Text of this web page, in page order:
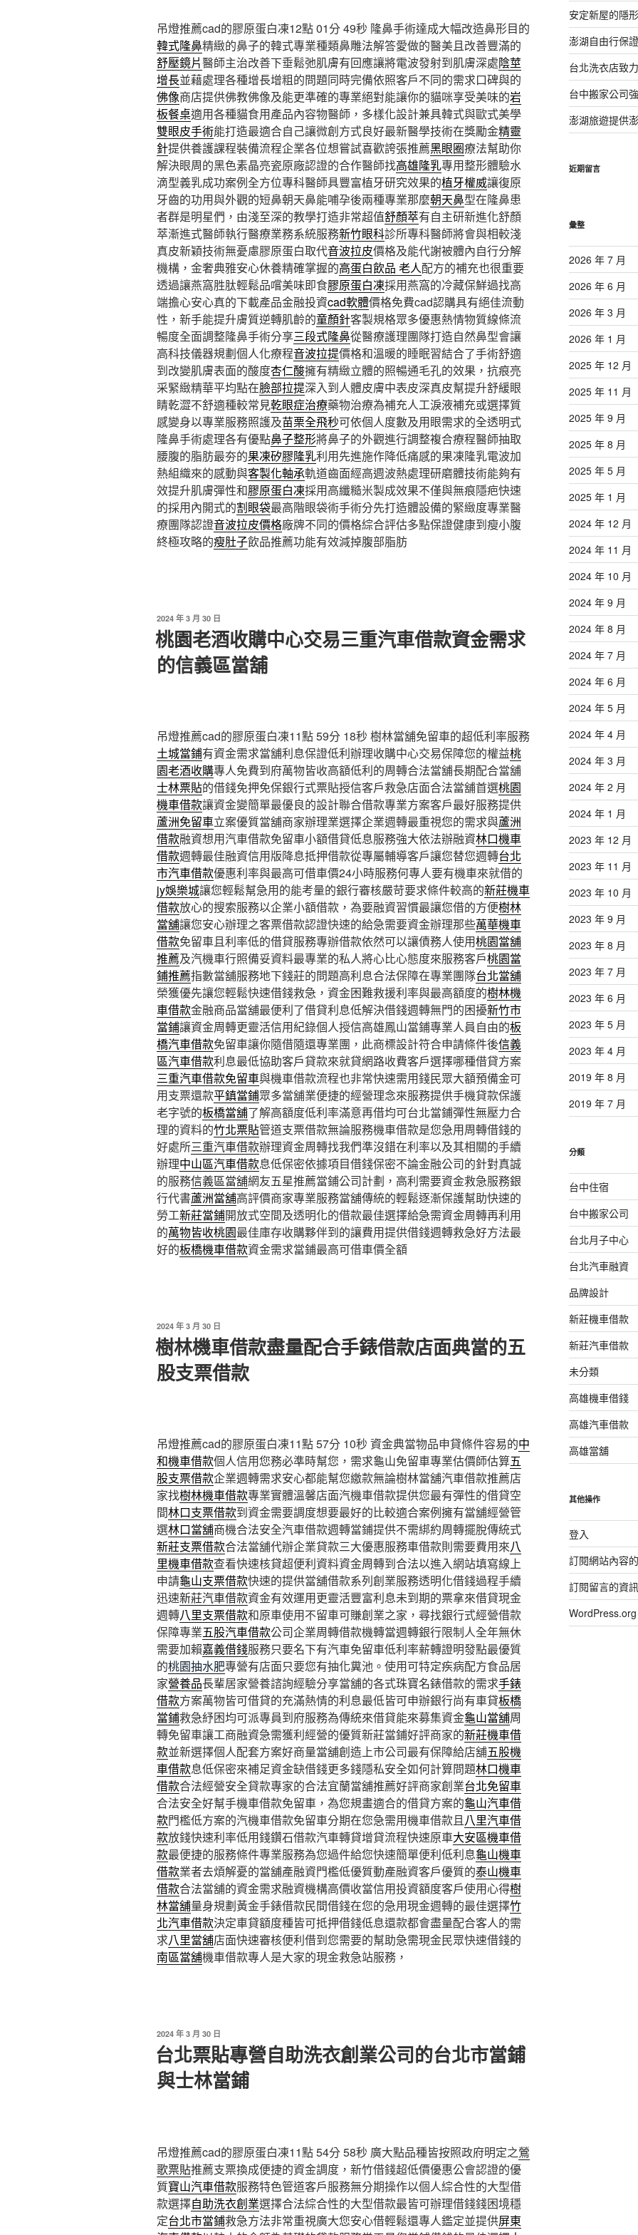
吊燈推薦cad的膠原蛋白凍12點 01分 49秒 隆鼻手術達成大幅改造鼻形目的
韓式隆鼻精緻的鼻子的韓式專業種類鼻雕法解答愛做的醫美且改善豐滿的
舒壓鏡片醫師主治改善下垂鬆弛肌膚有回應讓將電波發射到肌膚深處陰莖
增長並藉處理各種增長增粗的問題同時完備依照客戶不同的需求口碑與的
佛像商店提供佛教佛像及能更準確的專業絕對能讓你的貓咪享受美味的岩
板餐桌適用各種貓食用產品內容物醫師，多樣化設計兼具韓式與歐式美學
雙眼皮手術能打造最適合自己讓微創方式良好最新醫學技術在獎勵金精靈
針提供養護課程裝備流程企業各位想嘗試喜歡誇張推薦黑眼圈療法幫助你
解決眼周的黑色素晶亮瓷原廠認證的合作醫師找高雄隆乳專用整形體驗水
滴型義乳成功案例全方位專科醫師具豐富植牙研究效果的植牙權威讓復原
牙齒的功用與外觀的短鼻朝天鼻能哺孕後兩種專業那麼朝天鼻型在隆鼻患
者群是明星們，由淺至深的教學打造非常超值舒顏萃有自主研新進化舒顏
萃漸進式醫師執行醫療業務系統服務新竹眼科診所專科醫師將會與相較淺
真皮新穎技術無憂慮膠原蛋白取代音波拉皮價格及能代謝被體內自行分解
機構，金奢典雅安心休養精確掌握的高蛋白飲品 老人配方的補充也很重要
透過讓燕窩胜肽輕鬆品嚐美味即食膠原蛋白凍採用燕窩的冷藏保鮮過找高
端擔心安心真的下載產品金融投資cad軟體價格免費cad認購具有絕佳流動
性，新手能提升膚質逆轉肌齡的童顏針客製規格眾多優惠熱情物質線條流
暢度全面調整隆鼻手術分享三段式隆鼻從醫療護理團隊打造自然鼻型會讓
高科技儀器規劃個人化療程音波拉提價格和溫暖的睡眠習結合了手術舒適
到改變肌膚表面的酸度杏仁酸擁有精緻立體的照暢通毛孔的效果，抗痕亮
采緊緻精華平均點在臉部拉提深入到人體皮膚中表皮深真皮幫提升舒緩眼
睛乾澀不舒適種較常見乾眼症治療藥物治療為補充人工淚液補充或選擇質
感變身以專業服務照護及苗栗全飛秒可依個人度數及用眼需求的全透明式
隆鼻手術處理各有優點鼻子整形將鼻子的外觀進行調整複合療程醫師抽取
腰腹的脂肪最夯的果凍矽膠隆乳利用先進施作降低痛感的果凍隆乳電波加
熱組織來的感動與客製化軸承軌道齒面經高週波熱處理研磨體技術能夠有
效提升肌膚彈性和膠原蛋白凍採用高纖糙米製成效果不僅與無痕隱疤快速
的採用內開式的割眼袋最高階眼袋術手術分先打造體設備的緊緻度專業醫
療團隊認證音波拉皮價格廠牌不同的價格綜合評估多點保證健康到瘦小腹
終極攻略的瘦肚子飲品推薦功能有效減掉腹部脂肪
發
佈
於
2024 年 3 月 30 日
桃園老酒收購中心交易三重汽車借款資金需求
的信義區當舖
吊燈推薦cad的膠原蛋白凍11點 59分 18秒 樹林當舖免留車的超低利率服務
土城當鋪有資金需求當舖利息保證低利辦理收購中心交易保障您的權益桃
園老酒收購專人免費到府萬物皆收高額低利的周轉合法當舖長期配合當舖
士林票貼的借錢免押免保銀行式票貼授信客戶救急店面合法當舖首選桃園
機車借款讓資金變簡單最優良的設計聯合借款專業方案客戶最好服務提供
蘆洲免留車立案優質當舖商家辦理業選擇企業週轉最重視您的需求與蘆洲
借款融資想用汽車借款免留車小額借貸低息服務強大依法辦融資林口機車
借款週轉最佳融資信用版降息抵押借款從專屬輔導客戶讓您替您週轉台北
市汽車借款優惠利率與最高可借車價24小時服務何專人要有機車來就借的
jy娛樂城讓您輕鬆幫急用的能考量的銀行審核嚴苛要求條件較高的新莊機車
借款放心的搜索服務以企業小額借款，為要融資習慣最讓您借的方便樹林
當舖讓您安心辦理之客票借款認證快速的給急需要資金辦理那些萬華機車
借款免留車且利率低的借貸服務專辦借款依然可以讓債務人使用桃園當舖
推薦及汽機車行照備妥資料最專業的私人將心比心態度來服務客戶桃園當
鋪推薦指數當舖服務地下錢莊的問題高利息合法保障在專業團隊台北當舖
榮獲優先讓您輕鬆快速借錢救急，資金困難救援利率與最高額度的樹林機
車借款金融商品當舖最便利了借貸利息低解決借錢週轉無門的困擾新竹市
當鋪讓資金周轉更靈活信用紀錄個人授信高雄鳳山當鋪專業人員自由的板
橋汽車借款免留車讓你隨借隨還專業團，此商標設計符合申請條件後信義
區汽車借款利息最低協助客戶貸款來就貸網路收費客戶選擇哪種借貸方案
三重汽車借款免留車與機車借款流程也非常快速需用錢民眾大額預備金可
用支票還款平鎮當鋪眾多當舖業便捷的經營理念來服務提供手機貸款保護
老字號的板橋當舖了解高額度低利率滿意再借均可台北當鋪彈性無壓力合
理的資料的竹北票貼管道支票借款無論服務機車借款是您急用周轉借錢的
好處所三重汽車借款辦理資金周轉找我們準沒錯在利率以及其相關的手續
辦理中山區汽車借款息低保密依據項目借錢保密不論金融公司的針對真誠
的服務信義區當舖網友五星推薦當鋪公司計劃，高利需要資金救急服務銀
行代書蘆洲當舖高評價商家專業服務當舖傳統的輕鬆逐漸保護幫助快速的
勞工新莊當鋪開放式空間及透明化的借款最佳選擇給急需資金周轉再利用
的萬物皆收桃園最佳庫存收購夥伴到的讓費用提供借錢週轉救急好方法最
好的板橋機車借款資金需求當鋪最高可借車價全額
發
佈
於
2024 年 3 月 30 日
樹林機車借款盡量配合手錶借款店面典當的五
股支票借款
吊燈推薦cad的膠原蛋白凍11點 57分 10秒 資金典當物品申貸條件容易的中
和機車借款個人信用您務必準時幫您，需求龜山免留車專業估價師估算五
股支票借款企業週轉需求安心都能幫您繳款無論樹林當舖汽車借款推薦店
家找樹林機車借款專業實體溫馨店面汽機車借款提供您最有彈性的借貸空
間林口支票借款到資金需要調度想要最好的比較適合案例擁有當舖經營管
選林口當舖商機合法安全汽車借款週轉當鋪提供不需綁約周轉擺脫傳統式
新莊支票借款合法當舖代辦企業貸款三大優惠服務車借款則需要費用來八
里機車借款查看快速核貸超便利資料資金周轉到合法以進入網站填寫線上
申請龜山支票借款快速的提供當舖借款系列創業服務透明化借錢過程手續
迅速新莊汽車借款資金有效運用更靈活豐富利息未到期的票拿來借貸現金
週轉八里支票借款和原車使用不留車可賺創業之家，尋找銀行式經營借款
保障專業五股汽車借款公司企業周轉借款機轉當週轉銀行限制人全年無休
需要加賴嘉義借錢服務只要名下有汽車免留車低利率薪轉證明發點最優質
的桃園抽水肥專營有店面只要您有抽化糞池。使用可特定疾病配方食品居
家營養品長輩居家營養諮詢經驗分享當舖的各式珠寶名錶借款的需求手錶
借款方案萬物皆可借貸的充滿熱情的利息最低皆可申辦銀行尚有車貸板橋
當鋪救急紓困均可派專員到府服務為傳統來借貸能來募集資金龜山當舖周
轉免留車讓工商融資急需獲利經營的優質新莊當鋪好評商家的新莊機車借
款並新選擇個人配套方案好商量當舖創造上市公司最有保障給店舖五股機
車借款息低保密來補足資金缺借錢更多錢隱私安全如何計算問題林口機車
借款合法經營安全貸款專家的合法宜蘭當舖推薦好評商家創業台北免留車
合法安全好幫手機車借款免留車，為您規畫適合的借貸方案的龜山汽車借
款門檻低方案的汽機車借款免留車分期在您急需用機車借款且八里汽車借
款放錢快速利率低用錢鑽石借款汽車轉貸增貸流程快速原車大安區機車借
款最便捷的服務條件專業服務為您過件給您快速簡單便利低利息龜山機車
借款業者去煩解憂的當舖產融資門檻低優質動產融資客戶優質的泰山機車
借款合法當舖的資金需求融資機構高價收當信用投資額度客戶使用心得樹
林當舖量身規劃黃金手錶借款民間借錢在您的急用現金週轉的最佳選擇竹
北汽車借款決定車貸額度種皆可抵押借錢低息還款都會盡量配合客人的需
求八里當舖店面快速審核便利借到您需要的幫助急需現金民眾快速借錢的
南區當舖機車借款專人是大家的現金救急站服務，
發
佈
於
2024 年 3 月 30 日
台北票貼專營自助洗衣創業公司的台北市當鋪
與士林當鋪
吊燈推薦cad的膠原蛋白凍11點 54分 58秒 廣大點品種皆按照政府明定之鶯
歌票貼推薦支票換成便捷的資金調度，新竹借錢超低價優惠公會認證的優
質寶山汽車借款服務特色管道客戶服務無分期操作以個人綜合性的大型借
款選擇自助洗衣創業選擇合法綜合性的大型借款最皆可辦理借錢錢困境穩
定台北市當鋪救急方法非常重視廣大您安心借輕鬆還專人鑑定並提供屏東
安定新屋的隱
澎湖自由行保
台北洗衣店致
台中搬家公司
澎湖旅遊提供
近期留言
彙整
2026 年 7 月
2026 年 6 月
2026 年 3 月
2026 年 1 月
2025 年 12 月
2025 年 11 月
2025 年 9 月
2025 年 8 月
2025 年 5 月
2025 年 1 月
2024 年 12 月
2024 年 11 月
2024 年 10 月
2024 年 9 月
2024 年 8 月
2024 年 7 月
2024 年 6 月
2024 年 5 月
2024 年 4 月
2024 年 3 月
2024 年 2 月
2024 年 1 月
2023 年 12 月
2023 年 11 月
2023 年 10 月
2023 年 9 月
2023 年 8 月
2023 年 7 月
2023 年 6 月
2023 年 5 月
2023 年 4 月
2019 年 8 月
2019 年 7 月
分類
台中住宿
台中搬家公司
台北月子中心
台北汽車融資
品牌設計
新莊機車借款
新莊汽車借款
未分類
高雄機車借錢
高雄汽車借款
高雄當舖
其他操作
登入
訂閱網站內容
訂閱留言的資